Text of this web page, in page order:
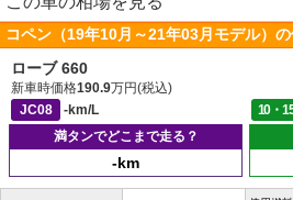
コペン（19年10月～21年03月モデル）
ローブ 660
新車時価格190.9万円(税込)
JC08
-km/L 10・
満タンでどこまで走る？
-km